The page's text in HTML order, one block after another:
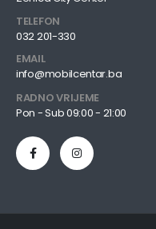
TELEFON
032 201-330
EMAIL
info@mobilcentar.ba
RADNO VRIJEME
Pon - Sub 09:00 - 21:00